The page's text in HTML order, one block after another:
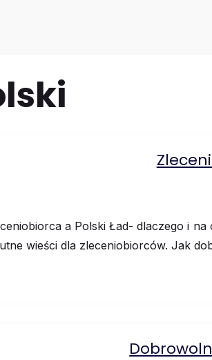
a Polski Ład- dlaczego i
wieści dla zleceniobiorców. Jak